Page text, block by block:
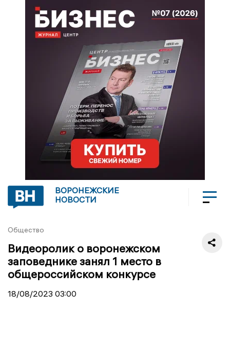
ВОРОНЕЖСКИЕ
НОВОСТИ
Общество
Видеоролик о воронежском
заповеднике занял 1 место в
общероссийском конкурсе
18/08/2023 03:00